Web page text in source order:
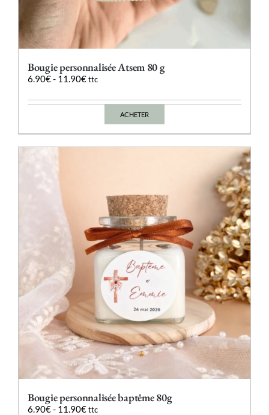
Bougie personnalisée Atsem 80 g
6.90€- 11.90€ ttc
ACHETER
Ce
peuvent
être
choisies
sur
la
page
du
produit
Bougie personnalisée baptême 80g
6.90€- 11.90€ ttc